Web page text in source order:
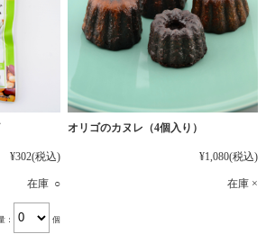
¥302(税込)
在庫 ○
： 個
オリゴのカヌレ（4個入り）
¥1,080(税込)
在庫 ×